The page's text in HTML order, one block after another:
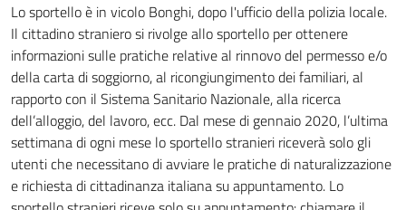
Lo sportello è in vicolo Bonghi, dopo l'ufficio della polizia locale.
Il cittadino straniero si rivolge allo sportello per ottenere
informazioni sulle pratiche relative al rinnovo del permesso e/o
della carta di soggiorno, al ricongiungimento dei familiari, al
rapporto con il Sistema Sanitario Nazionale, alla ricerca
dell’alloggio, del lavoro, ecc. Dal mese di gennaio 2020, l’ultima
settimana di ogni mese lo sportello stranieri riceverà solo gli
utenti che necessitano di avviare le pratiche di naturalizzazione
e richiesta di cittadinanza italiana su appuntamento. Lo